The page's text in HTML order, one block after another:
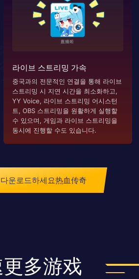
라이브 스트리밍 가속
중국과의 전문적인 연결을 통해 라이브
스트리밍 시 지연 시간을 최소화하고,
YY Voice, 라이브 스트리밍 어시스턴
트, OBS 스트리밍을 원활하게 실행할
수 있으며, 게임과 라이브 스트리밍을
동시에 진행할 수도 있습니다.
운로드하세요热血传奇
多游戏